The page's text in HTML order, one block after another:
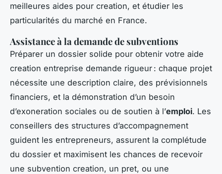
meilleures aides pour creation, et étudier les
particularités du marché en France.
Assistance à la demande de subventions
Préparer un dossier solide pour obtenir votre aide
creation entreprise demande rigueur : chaque projet
nécessite une description claire, des prévisionnels
financiers, et la démonstration d’un besoin
d’exoneration sociales ou de soutien à l’emploi. Les
conseillers des structures d’accompagnement
guident les entrepreneurs, assurent la complétude
du dossier et maximisent les chances de recevoir
une subvention creation, un pret, ou une